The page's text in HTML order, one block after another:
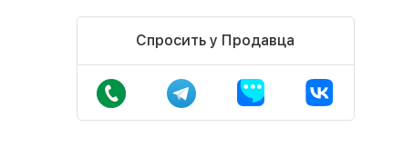
Спросить у Продавца